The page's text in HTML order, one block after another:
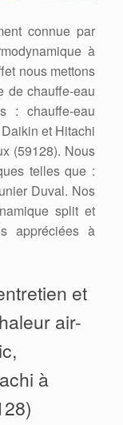
connue par
à
nous mettons
de chauffe-eau
: chauffe-eau
et Hitachi
(59128). Nous
telles que :
Duval. Nos
split et
appréciées à
et
air-
à